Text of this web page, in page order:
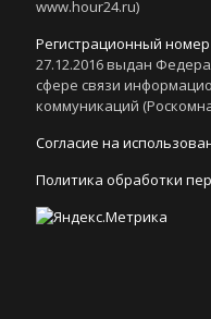
www.hour24.ru)
Регистрационный
27.12.2016 выдан
сфере связи
коммуникаций
Согласие на
Политика обработки